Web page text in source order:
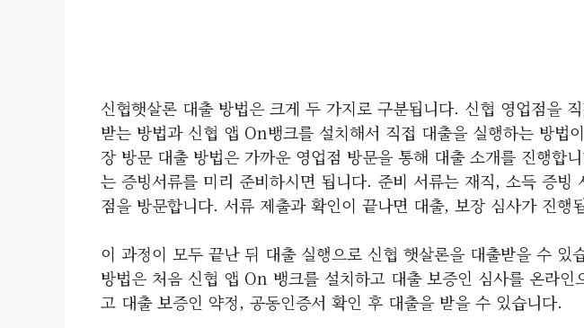
신협햇살론 대출 방법은 크게 두 가지로 구분됩니다. 신협 영업점을
받는 방법과 신협 앱 On뱅크를 설치해서 직접 대출을 실행하는 방법
장 방문 대출 방법은 가까운 영업점 방문을 통해 대출 소개를 진행합
는 증빙서류를 미리 준비하시면 됩니다. 준비 서류는 재직, 소득 증빙
점을 방문합니다. 서류 제출과 확인이 끝나면 대출, 보장 심사가 진행
이 과정이 모두 끝난 뒤 대출 실행으로 신협 햇살론을 대출받을 수 있
방법은 처음 신협 앱 On 뱅크를 설치하고 대출 보증인 심사를 온라인
고 대출 보증인 약정, 공동인증서 확인 후 대출을 받을 수 있습니다.